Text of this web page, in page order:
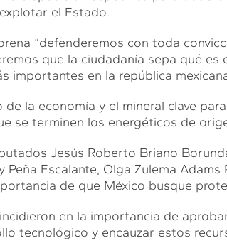
el Estado.
“defenderemos con toda
que la ciudadanía sepa qué es
importantes en la república
de la economía y el mineral clave
se terminen los energéticos de
Jesús Roberto Briano
Peña Escalante, Olga Zulema
de que México busque
en la importancia de
tecnológico y encauzar estos